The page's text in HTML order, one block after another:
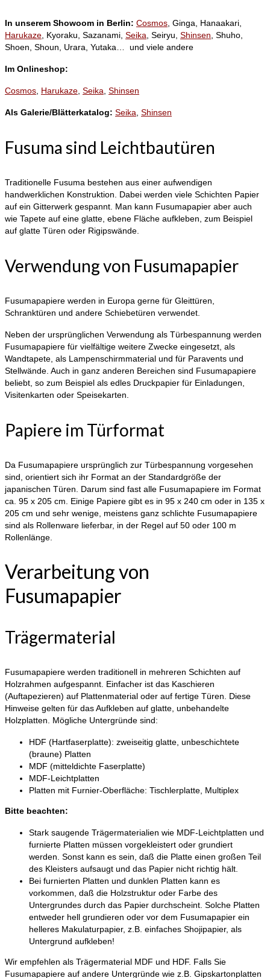
In unserem Showoom in Berlin: Cosmos , Ginga, Hanaakari,
Harukaze , Kyoraku, Sazanami, Seika , Seiryu, Shinsen , Shuho,
Shoen, Shoun, Urara, Yutaka… und viele andere
Im Onlineshop:
Cosmos Harukaze Seika Shinsen
Als Galerie/Blätterkatalog: Seika Shinsen
Fusuma sind Leichtbautüren
Traditionelle Fusuma bestehen aus einer aufwendigen
handwerklichen Konstruktion. Dabei werden viele Schichten Papier
auf ein Gitterwerk gespannt. Man kann Fusumapapier aber auch
wie Tapete auf eine glatte, ebene Fläche aufkleben, zum Beispiel
auf glatte Türen oder Rigipswände.
Verwendung von Fusumapapier
Fusumapapiere werden in Europa gerne für Gleittüren,
Schranktüren und andere Schiebetüren verwendet.
Neben der ursprünglichen Verwendung als Türbespannung werden
Fusumapapiere für vielfältige weitere Zwecke eingesetzt, als
Wandtapete, als Lampenschirmmaterial und für Paravents und
Stellwände. Auch in ganz anderen Bereichen sind Fusumapapiere
beliebt, so zum Beispiel als edles Druckpapier für Einladungen,
Visitenkarten oder Speisekarten.
Papiere im Türformat
Da Fusumapapiere ursprünglich zur Türbespannung vorgesehen
sind, orientiert sich ihr Format an der Standardgröße der
japanischen Türen. Darum sind fast alle Fusumapapiere im Format
ca. 95 x 205 cm. Einige Papiere gibt es in 95 x 240 cm oder in 135 x
205 cm und sehr wenige, meistens ganz schlichte Fusumapapiere
sind als Rollenware lieferbar, in der Regel auf 50 oder 100 m
Rollenlänge.
Verarbeitung von
Fusumapapier
Trägermaterial
Fusumapapiere werden traditionell in mehreren Schichten auf
Holzrahmen aufgespannt. Einfacher ist das Kaschieren
(Auftapezieren) auf Plattenmaterial oder auf fertige Türen. Diese
Hinweise gelten für das Aufkleben auf glatte, unbehandelte
Holzplatten. Mögliche Untergründe sind:
HDF (Hartfaserplatte): zweiseitig glatte, unbeschichtete
(braune) Platten
MDF (mitteldichte Faserplatte)
MDF-Leichtplatten
Platten mit Furnier-Oberfläche: Tischlerplatte, Multiplex
Bitte beachten:
Stark saugende Trägermaterialien wie MDF-Leichtplatten und
furnierte Platten müssen vorgekleistert oder grundiert
werden. Sonst kann es sein, daß die Platte einen großen Teil
des Kleisters aufsaugt und das Papier nicht richtig hält.
Bei furnierten Platten und dunklen Platten kann es
vorkommen, daß die Holzstruktur oder Farbe des
Untergrundes durch das Papier durchscheint. Solche Platten
entweder hell grundieren oder vor dem Fusumapapier ein
helleres Makulaturpapier, z.B. einfaches Shojipapier, als
Untergrund aufkleben!
Wir empfehlen als Trägermaterial MDF und HDF. Falls Sie
Fusumapapiere auf andere Untergründe wie z.B. Gipskartonplatten